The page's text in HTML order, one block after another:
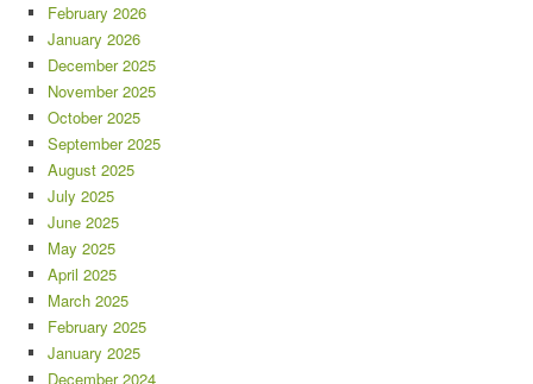
February 2026
January 2026
December 2025
November 2025
October 2025
September 2025
August 2025
July 2025
June 2025
May 2025
April 2025
March 2025
February 2025
January 2025
December 2024